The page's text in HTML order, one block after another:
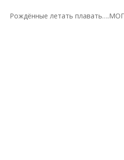
Рождённые летать